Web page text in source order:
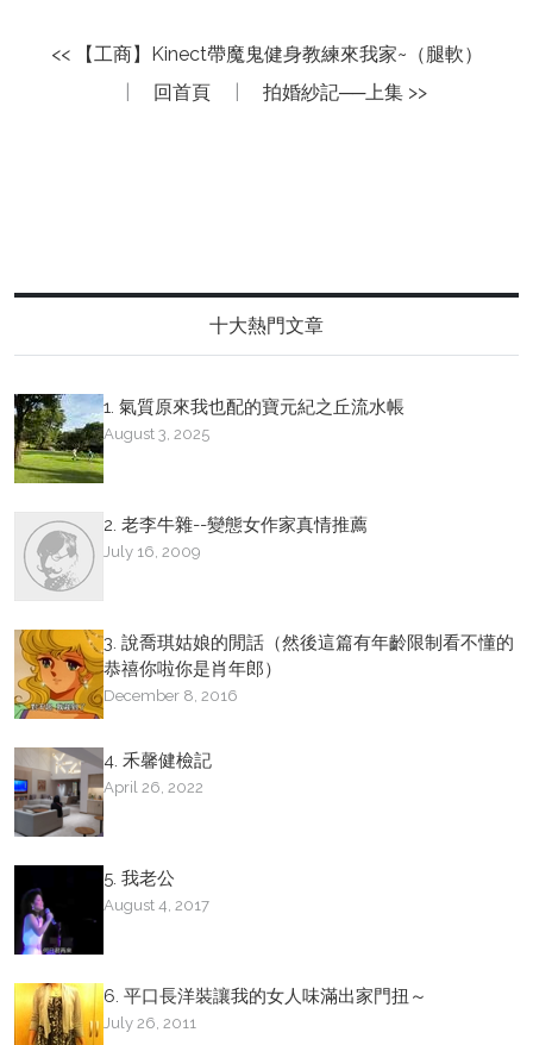
<< 【工商】Kinect帶魔鬼健身教練來我家~（腿軟）
回首頁 拍婚紗記──上集 >>
十大熱門文章
1. 氣質原來我也配的寶元紀之丘流水帳
August 3, 2025
2. 老李牛雜--變態女作家真情推薦
July 16, 2009
3. 說喬琪姑娘的閒話（然後這篇有年齡限制看不懂的
恭禧你啦你是肖年郎）
December 8, 2016
4. 禾馨健檢記
April 26, 2022
5. 我老公
August 4, 2017
6. 平口長洋裝讓我的女人味滿出家門扭～
July 26, 2011